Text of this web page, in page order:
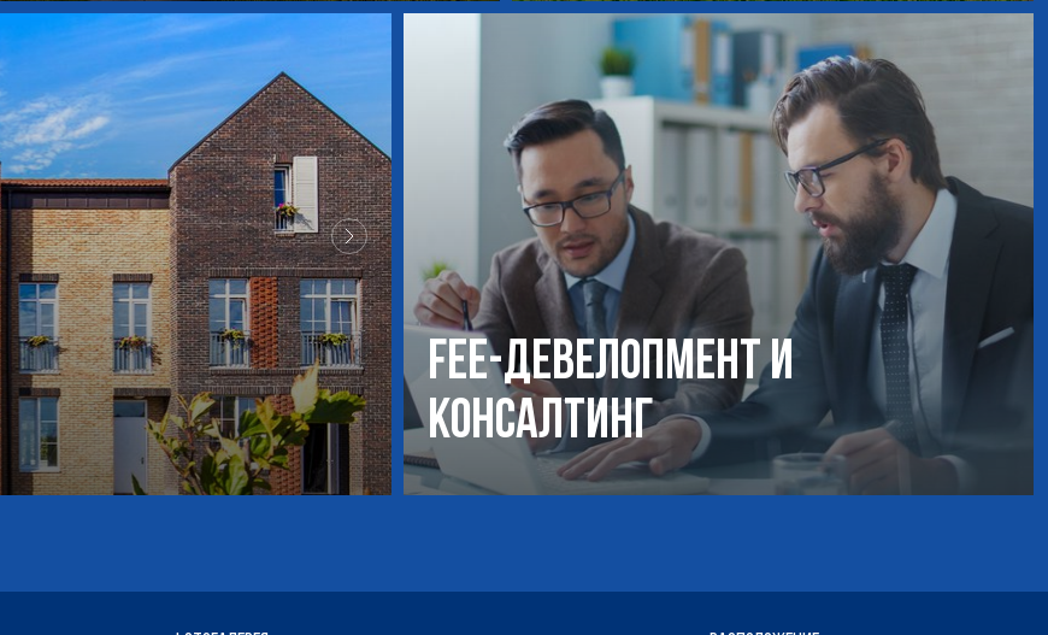
Fee-девелопмент и
консалтинг